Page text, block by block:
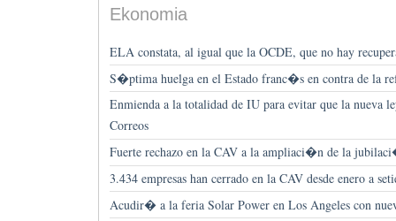
Ekonomia
ELA constata, al igual que la OCDE, que no hay
S�ptima huelga en el Estado franc�s en contra de la
Enmienda a la totalidad de IU para evitar que la nueva
Correos
Fuerte rechazo en la CAV a la ampliaci�n de la
3.434 empresas han cerrado en la CAV desde enero a
Acudir� a la feria Solar Power en Los Angeles con